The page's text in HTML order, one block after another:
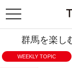
toggle
navigation
群馬を楽し
WEEKLY TOPIC